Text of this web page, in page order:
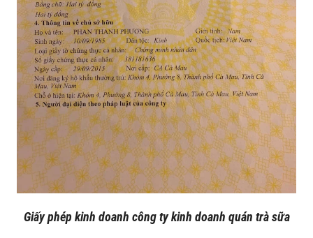
Giấy phép kinh doanh công ty kinh doanh quán trà sữa